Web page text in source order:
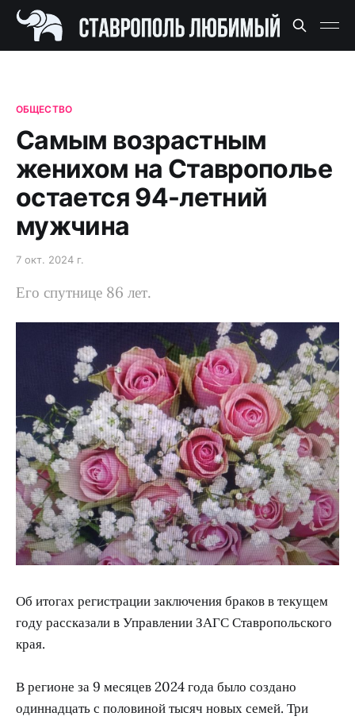
ОБЩЕСТВО
Самым возрастным
женихом на Ставрополье
остается 94-летний
мужчина
7 окт. 2024 г.
Его спутнице 86 лет.
Об итогах регистрации заключения браков в текущем
году рассказали в Управлении ЗАГС Ставропольского
края.
В регионе за 9 месяцев 2024 года было создано
одиннадцать с половиной тысяч новых семей. Три